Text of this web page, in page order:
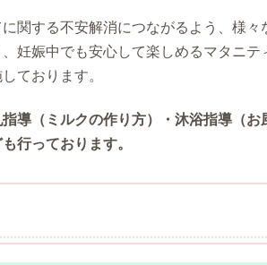
関する不安解消につながるよう、様々
妊娠中でも安心して楽しめるマタニテ
ております。
導（ミルクの作り方）・沐浴指導（
行っております。